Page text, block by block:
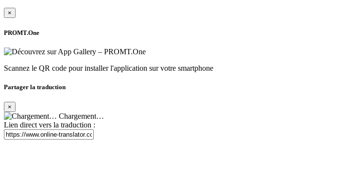
×
PROMT.One
Scannez le QR code pour installer l'application sur votre smartphone
Partager la traduction
×
Chargement…
Lien direct vers la traduction :